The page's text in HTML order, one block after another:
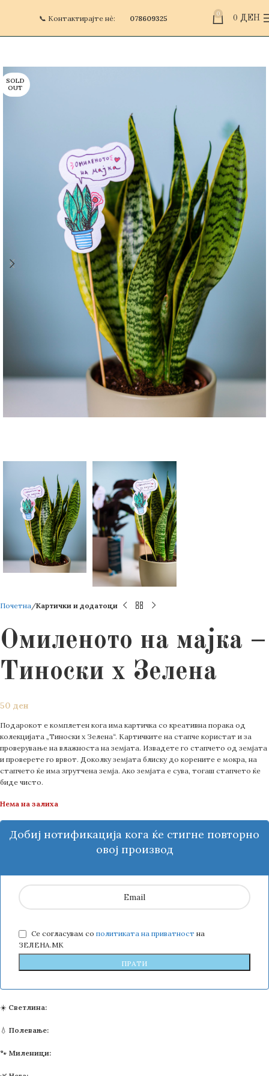
📞 Контактирајте нè: 078609325 0
0 ДЕН
SOLD
OUT
Почетна Картички и додатоци
Омиленото на мајка –
Тиноски х Зелена
50 ден
Подарокот е комплетен кога има картичка со креативна порака од
колекцијата „Тиноски x Зелена“. Картичките на стапче користат и за
проверување на влажноста на земјата. Извадете го стапчето од земјата
и проверете го врвот. Доколку земјата блиску до корените е мокра, на
стапчето ќе има згрутчена земја. Ако земјата е сува, тогаш стапчето ќе
биде чисто.
Нема на залиха
Добиј нотификација кога ќе стигне повторно
овој производ
Се согласувам со политиката на приватност на
ЗЕЛЕНА.МК
☀️ Светлина:
💧 Полевање:
🐾 Миленици: